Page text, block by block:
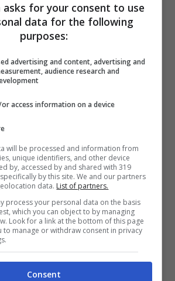
la destra e il sindaco di
“Rifiuta l’Inno nazionale”
27 Maggio 2022 - 17:30
for your consent to use
data for the following
purposes:
advertising and content, advertising and
audience research and
access information on a device
will be processed and information from
unique identifiers, and other device
by, accessed by and shared with 319
by this site. We and our partners
data. List of partners.
process your personal data on the basis
which you can object to by managing
Look for a link at the bottom of this page
to manage or withdraw consent in privacy
Consent